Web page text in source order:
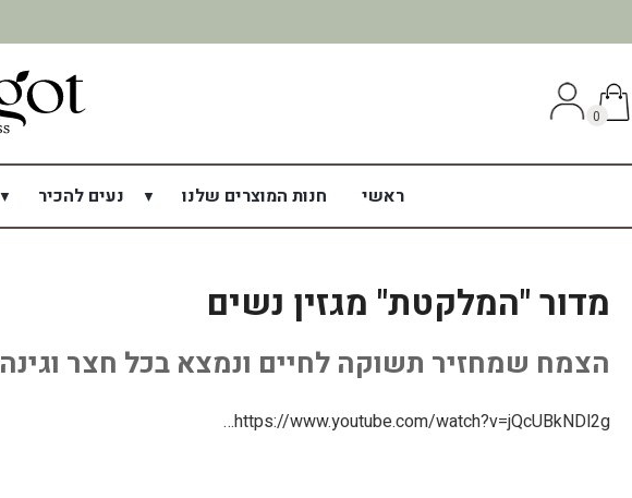
0
ראשי חנות המוצרים שלנו נעים להכיר
מדור "המלקטת" מגזין נשים
הצמח שמחזיר תשוקה לחיים ונמצא בכל חצר וגינה
https://www.youtube.com/watch?v=jQcUBkNDl2g…